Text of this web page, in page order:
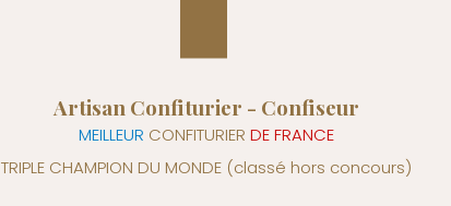
Artisan Confiturier - Confiseur
MEILLEUR CONFITURIER DE FRANCE
TRIPLE CHAMPION DU MONDE (classé hors concours)